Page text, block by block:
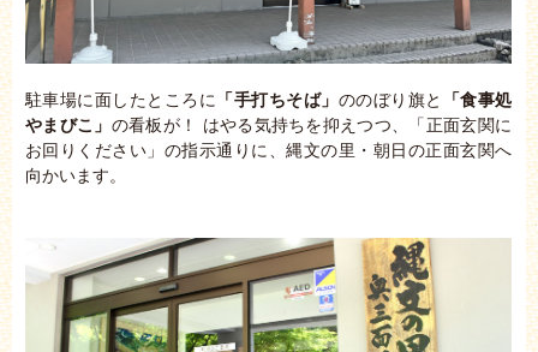
駐車場に面したところに 「手打ちそば」 ののぼり旗と
「食事処
やまびこ」 の看板が！ はやる気持ちを抑えつつ、「正面玄関に
お回りください」の指示通りに、縄文の里・朝日の正面玄関へ
向かいます。